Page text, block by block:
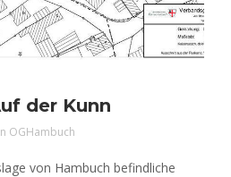
der Kunn
OGHambuch
von Hambuch befindliche